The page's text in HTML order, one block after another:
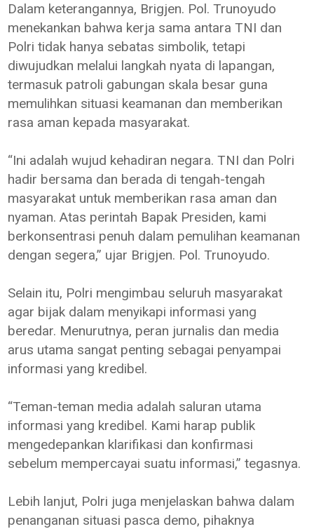
Dalam keterangannya, Brigjen. Pol. Trunoyudo
menekankan bahwa kerja sama antara TNI dan
Polri tidak hanya sebatas simbolik, tetapi
diwujudkan melalui langkah nyata di lapangan,
termasuk patroli gabungan skala besar guna
memulihkan situasi keamanan dan memberikan
rasa aman kepada masyarakat.
“Ini adalah wujud kehadiran negara. TNI dan Polri
hadir bersama dan berada di tengah-tengah
masyarakat untuk memberikan rasa aman dan
nyaman. Atas perintah Bapak Presiden, kami
berkonsentrasi penuh dalam pemulihan keamanan
dengan segera,” ujar Brigjen. Pol. Trunoyudo.
Selain itu, Polri mengimbau seluruh masyarakat
agar bijak dalam menyikapi informasi yang
beredar. Menurutnya, peran jurnalis dan media
arus utama sangat penting sebagai penyampai
informasi yang kredibel.
“Teman-teman media adalah saluran utama
informasi yang kredibel. Kami harap publik
mengedepankan klarifikasi dan konfirmasi
sebelum mempercayai suatu informasi,” tegasnya.
Lebih lanjut, Polri juga menjelaskan bahwa dalam
penanganan situasi pasca demo, pihaknya